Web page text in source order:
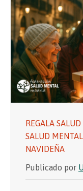
REGALA
SALUD
NAVIDEÑA
Publicado por